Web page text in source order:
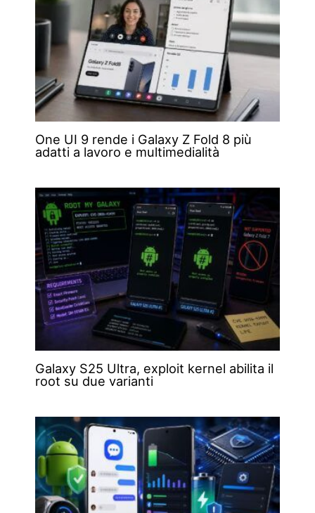
One UI 9 rende i Galaxy Z Fold 8 più
adatti a lavoro e multimedialità
Galaxy S25 Ultra, exploit kernel abilita il
root su due varianti